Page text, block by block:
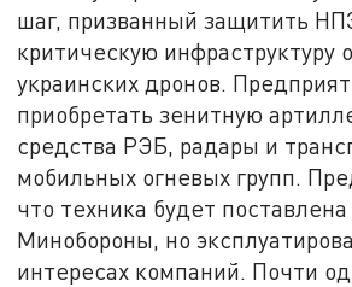
шаг, призванный защитить
критическую инфраструктуру
украинских дронов.
приобретать зенитную
средства РЭБ, радары и
мобильных огневых групп.
что техника будет
Минобороны, но
интересах компаний. Почти